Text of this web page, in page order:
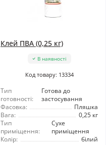
Клей ПВА (0,25 кг)
В наявності
Код товару: 13334
Тип
готовності:
Готова до
застосування
Фасовка:
Пляшка
Вага:
0,25 кг
Тип
приміщення:
Сухе
приміщення
Колір:
білий